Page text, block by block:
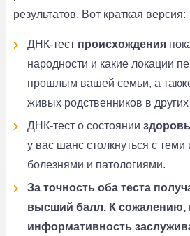
результатов. Вот краткая версия:
ДНК-тест происхождения
народности и какие локации
прошлым вашей семьи, а
живых родственников в
ДНК-тест о состоянии
у вас шанс столкнуться с
болезнями и патологиями.
За точность оба теста
высший балл. К сожалению,
информативность